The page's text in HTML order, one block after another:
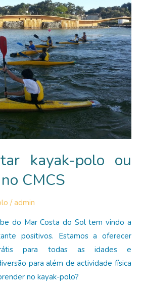
kayak-polo ou
CMCS
/admin
do Mar Costa do Sol tem vindo a
positivos. Estamos a oferecer
para todas as idades e
para além de actividade física
no kayak-polo?